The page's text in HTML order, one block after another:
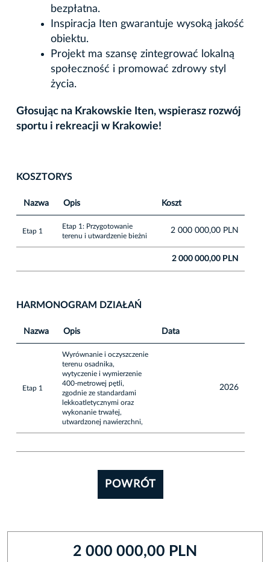
bezpłatna.
Inspiracja Iten gwarantuje wysoką jakość
obiektu.
Projekt ma szansę zintegrować lokalną
społeczność i promować zdrowy styl
życia.
Głosując na Krakowskie Iten, wspierasz rozwój
sportu i rekreacji w Krakowie!
KOSZTORYS
Nazwa Opis Koszt
Etap 1
Etap 1: Przygotowanie
terenu i utwardzenie bieżni
2 000 000,00 PLN
2 000 000,00 PLN
HARMONOGRAM DZIAŁAŃ
Nazwa Opis Data
Etap 1
Wyrównanie i oczyszczenie
terenu osadnika,
wytyczenie i wymierzenie
400-metrowej pętli,
zgodnie ze standardami
lekkoatletycznymi oraz
wykonanie trwałej,
utwardzonej nawierzchni,
2026
POWRÓT
2 000 000,00 PLN